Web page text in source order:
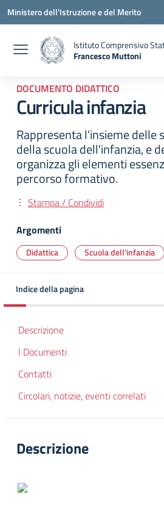
Vai ai contenuti
Vai al menu di navigazione
Vai al footer
Ministero dell'Istruzione e del Merito
Istituto Comprensivo
Francesco Muttoni
DOCUMENTO DIDATTICO
Curricula infanzia
Rappresenta l'insieme delle
della scuola dell'infanzia, e
organizza gli elementi
percorso formativo.
Stampa / Condividi
Argomenti
Didattica Scuola dell'infanzia
Indice della pagina
Descrizione
I Documenti
Contatti
Circolari, notizie, eventi correlati
Descrizione